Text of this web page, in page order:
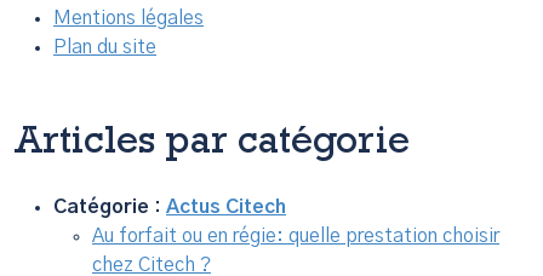
Mentions légales
Plan du site
Articles par catégorie
Catégorie : Actus Citech
Au forfait ou en régie: quelle prestation choisir
chez Citech ?